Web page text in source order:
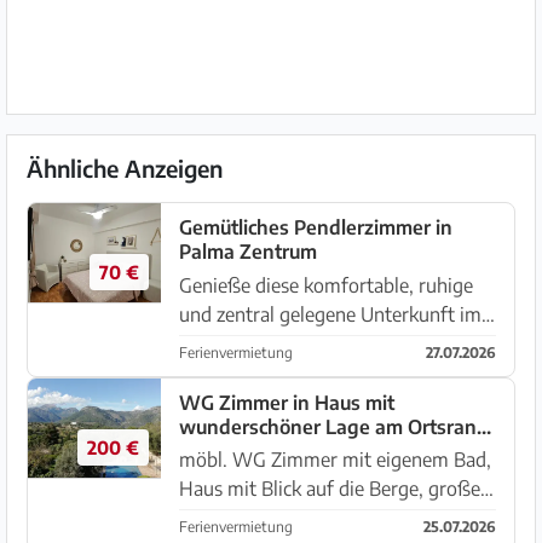
Ähnliche Anzeigen
70 €
Gemütliches Pendlerzimmer in
Palma Zentrum
Genieße diese komfortable, ruhige
und zentral gelegene Unterkunft im
Stadtteil Blanquerna und entdecke
eines der angesagtesten Viertel der
Stadt mit allem was du zum
täglichen Leben brauchst.
Apotheke...
Ferienvermietung 27.07.2026
200 €
WG Zimmer in Haus mit
wunderschöner Lage am Ortsrand
von Campanet/Mallorca
möbl. WG Zimmer mit eigenem Bad,
Haus mit Blick auf die Berge, großer
Garten mit Pool, 2 Hunde im Haus,
Ferienvermietung 25.07.2026